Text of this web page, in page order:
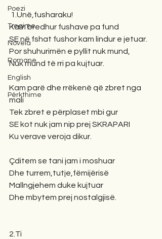
Poezi
Tregime
Novela
Romane
English
Përkthime
1.Unë,fusharaku!
Kam bredhur fushave pa fund
SE në fshat fushor kam lindur e jetuar.
Por shuhurimën e pyllit nuk mund,
Nuk mund të rri pa kujtuar.
Kam parë dhe rrëkenë që zbret nga
mali
Tek zbret e përplaset mbi gur
SE kot nuk jam nip prej SKRAPARI
Ku verave veroja dikur.
Çditem se tani jam i moshuar
Dhe turrem,tutje,fëmijërisë
Mallngjehem duke kujtuar
Dhe mbytem prej nostalgjisë.
2.Ti